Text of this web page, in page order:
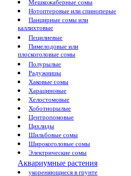
Мешкожаберные сомы
Нотоптеровые или спиноперые
Панцирные сомы или
каллихтовые
Пецилиевые
Пимелодовые или
плоскоголовые сомы
Полурылые
Радужницы
Хаковые сомы
Харациновые
Хелостомовые
Хоботнорылые
Центропомовые
Цихлиды
Шильбовые сомы
Широкоголовые сомы
Электрические сомы
Аквариумные растения
укореняющиеся в грунте